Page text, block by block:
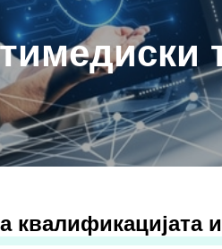
квалификацијата